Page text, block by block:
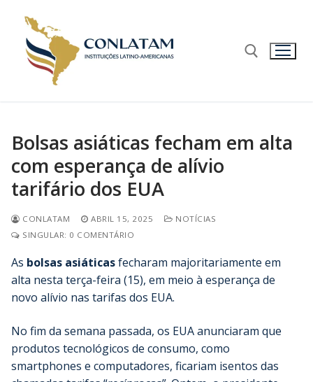
Bolsas asiáticas fecham em alta
com esperança de alívio
tarifário dos EUA
CONLATAM ABRIL 15, 2025
NOTÍCIAS
SINGULAR: 0 COMENTÁRIO
As bolsas asiáticasfecharam majoritariamente em
alta nesta terça-feira (15), em meio à esperança de
novo alívio nas tarifas dos EUA.
No fim da semana passada, os EUA anunciaram que
produtos tecnológicos de consumo, como
smartphones e computadores, ficariam isentos das